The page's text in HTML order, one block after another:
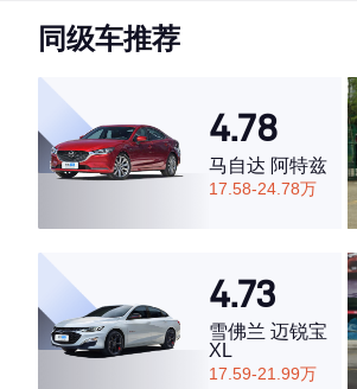
·外观表现一般，低于72%同级车
·空间表现较为优秀，优于76%同级车
同级车推荐
4.78
马自达 阿特兹
17.58-24.78万
4.73
雪佛兰 迈锐宝
XL
17.59-21.99万